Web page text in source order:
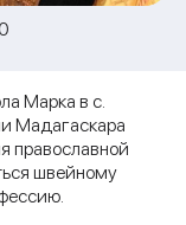
Марка в с.
Мадагаскара
православной
швейному